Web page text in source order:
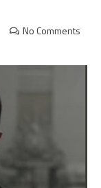
No Comments